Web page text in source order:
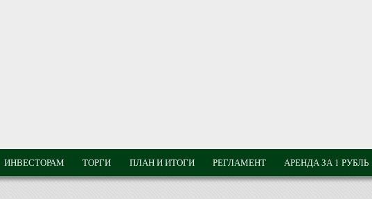
ИНВЕСТОРАМ ТОРГИ ПЛАН И ИТОГИ РЕГЛАМЕНТ АРЕНДА ЗА 1 РУБЛЬ